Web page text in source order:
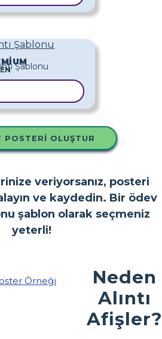
Şablonu
POSTERI OLUŞTUR
veriyorsanız, posteri
ve kaydedin. Bir ödev
şablon olarak seçmeniz
yeterli!
Neden
Alıntı
Afişler?